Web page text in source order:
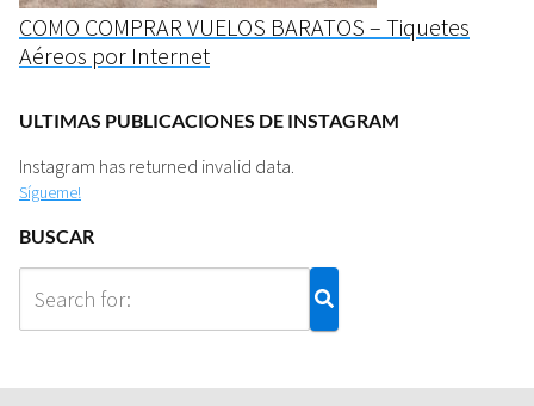
COMO COMPRAR VUELOS BARATOS – Tiquetes
Aéreos por Internet
ULTIMAS PUBLICACIONES DE INSTAGRAM
Instagram has returned invalid data.
Sígueme!
BUSCAR